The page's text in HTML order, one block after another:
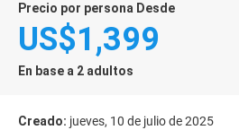
precio por persona Desde
US$1,399
En base a 2 adultos
Creado: jueves, 10 de julio de 2025